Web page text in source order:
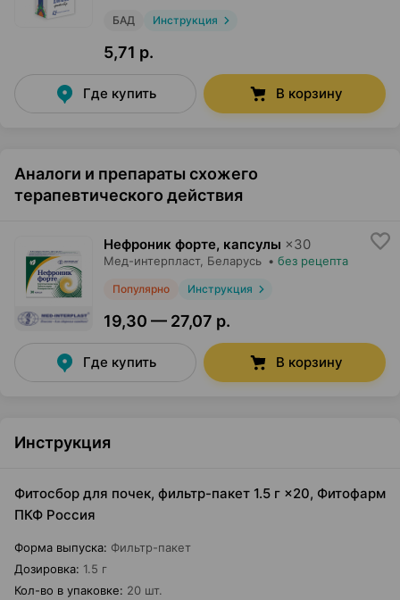
БАД Инструкция
5,71 р.
Где купить В корзину
Аналоги и препараты схожего
терапевтического действия
Нефроник форте, капсулы ×30
Мед-интерпласт, Беларусь • без рецепта
Популярно Инструкция
19,30 — 27,07 р.
Где купить В корзину
Инструкция
Фитосбор для почек, фильтр-пакет 1.5 г ×20, Фитофарм
ПКФ Россия
Форма выпуска: Фильтр-пакет
Дозировка: 1.5 г
Кол-во в упаковке: 20 шт.